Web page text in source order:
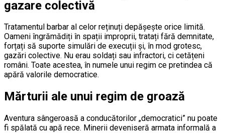
gazare colectivă
Tratamentul barbar al celor reținuți depășește orice limită.
Oameni îngrămădiți în spații improprii, tratați fără demnitate,
forțați să suporte simulări de execuții și, în mod grotesc,
gazări colective. Nu erau soldați sau infractori, ci cetățeni
români. Toate acestea, în numele unui regim ce pretindea că
apără valorile democratice.
Mărturii ale unui regim de groază
Aventura sângeroasă a conducătorilor „democratici” nu poate
fi spălată cu apă rece. Minerii deveniseră armata informală a